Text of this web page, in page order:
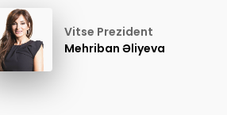
Vitse Prezident
Mehriban Əliyeva